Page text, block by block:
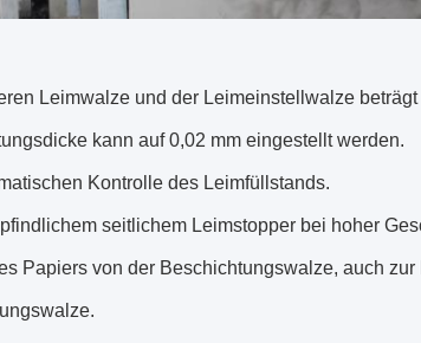
Leimwalze und der Leimeinstellwalze
kann auf 0,02 mm eingestellt werden.
Kontrolle des Leimfüllstands.
seitlichem Leimstopper bei hoher
Papiers von der Beschichtungswalze, auch